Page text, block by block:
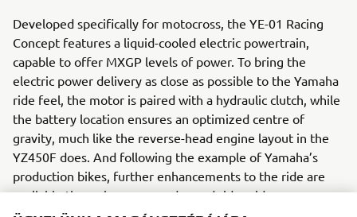
Developed specifically for motocross, the YE-01 Racing
Concept features a liquid-cooled electric powertrain,
capable to offer MXGP levels of power. To bring the
electric power delivery as close as possible to the Yamaha
ride feel, the motor is paired with a hydraulic clutch, while
the battery location ensures an optimized centre of
gravity, much like the reverse-head engine layout in the
YZ450F does. And following the example of Yamaha’s
production bikes, further enhancements to the ride are
available through power modes and rider aids.